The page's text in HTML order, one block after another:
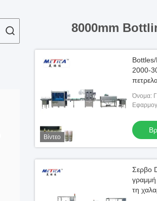
8000mm
Βίντεο
2000-
Όνομα:
ελαίου
είδος,
Σερβο
τη